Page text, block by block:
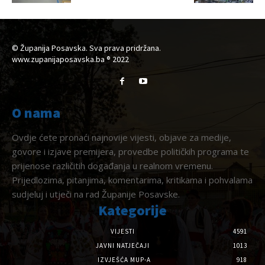
© Županija Posavska. Sva prava pridržana.
www.zupanijaposavska.ba ® 2022
O nama
Ovdje ćete pronaći najnovije vijesti, objave za medije,
govore i izjave premijera, provedbe političkih programa te
prijenose različitih događanja u realnom vremenu.
Prijedlozima, pitanjima, komentarima, kritikama i pohvalama
sudjeluj i utječi na rad Županije Posavske.
Kategorije
VIJESTI
4591
JAVNI NATJEČAJI
1013
IZVJEŠĆA MUP-A
918